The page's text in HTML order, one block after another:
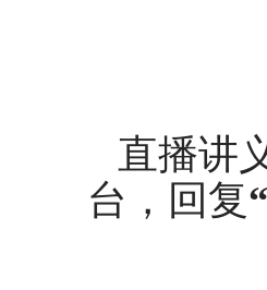
直播讲
台，回复